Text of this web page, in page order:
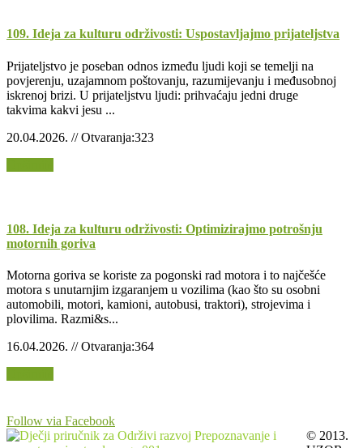
109. Ideja za kulturu održivosti: Uspostavljajmo prijateljstva
Prijateljstvo je poseban odnos između ljudi koji se temelji na
povjerenju, uzajamnom poštovanju, razumijevanju i međusobnoj
iskrenoj brizi. U prijateljstvu ljudi: prihvaćaju jedni druge
takvima kakvi jesu ...
20.04.2026. // Otvaranja:323
108. Ideja za kulturu održivosti: Optimizirajmo potrošnju
motornih goriva
Motorna goriva se koriste za pogonski rad motora i to najčešće
motora s unutarnjim izgaranjem u vozilima (kao što su osobni
automobili, motori, kamioni, autobusi, traktori), strojevima i
plovilima. Razmi&s...
16.04.2026. // Otvaranja:364
Follow via Facebook
© 2013.